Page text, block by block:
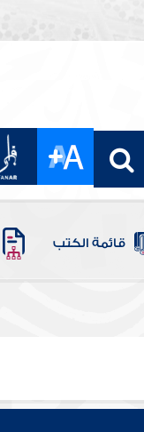
قائمة الكتب